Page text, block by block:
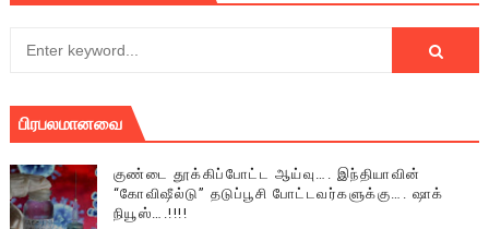
பிரபலமானவை
குண்டை தூக்கிப்போட்ட ஆய்வு…. இந்தியாவின்
“கோவிஷீல்டு” தடுப்பூசி போட்டவர்களுக்கு…. ஷாக்
நியூஸ்….!!!!